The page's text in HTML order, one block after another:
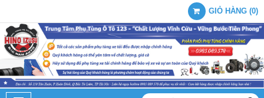
GIỎ HÀNG (0)